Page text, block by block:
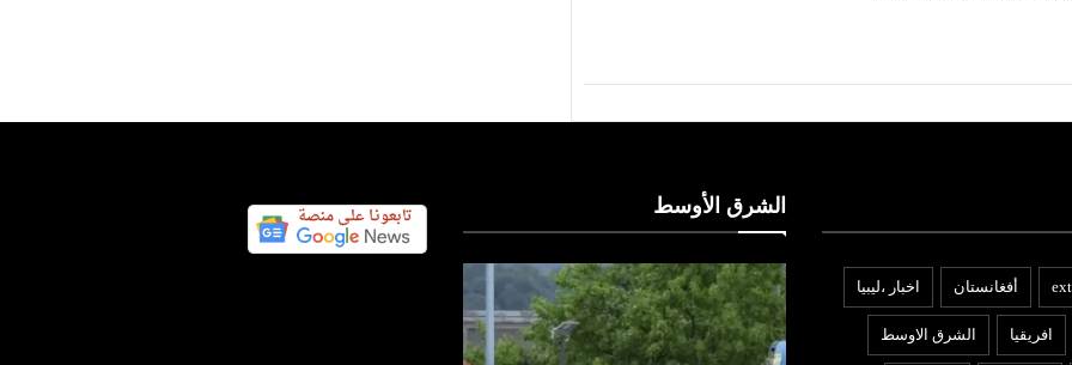
أفغانستان اخبار ،ليبيا
افريقيا الشرق الاوسط
الشرق الأوسط